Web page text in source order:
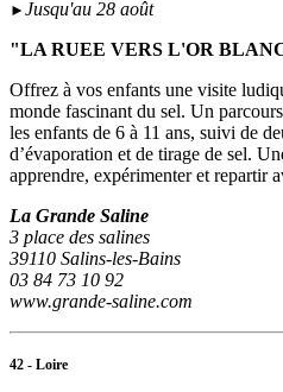
► Jusqu'au 28 août
"LA RUEE VERS L'OR
Offrez à vos enfants une visite
monde fascinant du sel. Un
les enfants de 6 à 11 ans, suivi de
d’évaporation et de tirage de sel.
apprendre, expérimenter et repartir
La Grande Saline
3 place des salines
39110 Salins-les-Bains
03 84 73 10 92
www.grande-saline.com
42 - Loire